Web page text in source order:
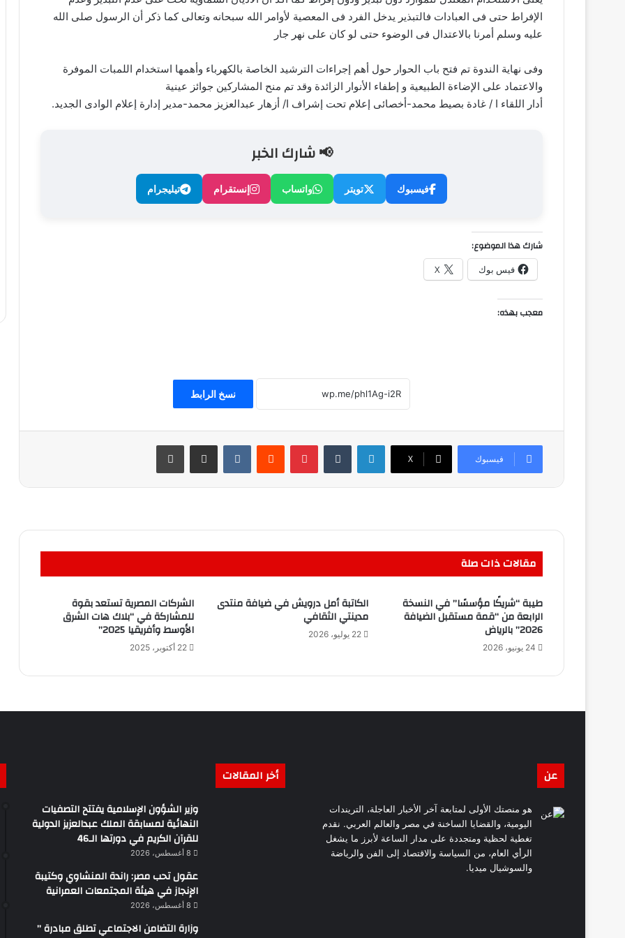
الإفراط حتى فى العبادات فالتبذير يدخل الفرد فى المعصية لأوامر الله سبحانه وتعالى كما ذكر أن الرسول صلى الله
عليه وسلم أمرنا بالاعتدال فى الوضوء حتى لو كان على نهر جار
وفى نهاية الندوة تم فتح باب الحوار حول أهم إجراءات الترشيد الخاصة بالكهرباء وأهمها استخدام اللمبات الموفرة
والاعتماد على الإضاءة الطبيعية و إطفاء الأنوار الزائدة وقد تم منح المشاركين جوائز عينية
أدار اللقاء ا / غادة بصيط محمد-أخصائى إعلام تحت إشراف ا/ أزهار عبدالعزيز محمد-مدير إدارة إعلام الوادى الجديد.
📢 شارك الخبر
فيسبوك تويتر واتساب إنستقرام تيليجرام
شارك هذا الموضوع:
فيس بوك X
معجب بهذه:
نسخ الرابط
فيسبوك ‫X
لينكدإن بينتيريست مشاركة عبر البريد طباعة
مقالات ذات صلة
طيبة “شريكًا مؤسسًا” في النسخة
الرابعة من “قمة مستقبل الضيافة
2026” بالرياض
24 يونيو، 2026
الكاتبة أمل درويش في ضيافة منتدى
مدينتي الثقافي
22 يوليو، 2026
الشركات المصرية تستعد بقوة
للمشاركة في “بلاك هات الشرق
الأوسط وأفريقيا 2025”
22 أكتوبر، 2025
عن
هو منصتك الأولى لمتابعة آخر الأخبار العاجلة، التريندات
اليومية، والقضايا الساخنة في مصر والعالم العربي. نقدم
تغطية لحظية ومتجددة على مدار الساعة لأبرز ما يشغل
الرأي العام، من السياسة والاقتصاد إلى الفن والرياضة
والسوشيال ميديا.
أخر المقالات
وزير الشؤون الإسلامية يفتتح التصفيات
النهائية لمسابقة الملك عبدالعزيز الدولية
للقرآن الكريم في دورتها الـ46
8 أغسطس، 2026
عقول تحب مصر: راندة المنشاوي وكتيبة
الإنجاز في هيئة المجتمعات العمرانية
8 أغسطس، 2026
وزارة التضامن الاجتماعي تطلق مبادرة ”